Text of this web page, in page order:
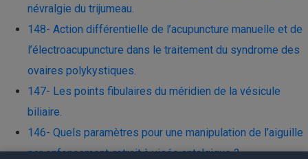
névralgie du trijumeau.
148- Action différentielle de l’acupuncture manuelle et de
l’électroacupuncture dans le traitement du syndrome des
ovaires polykystiques.
147- Les points fibulaires du méridien de la vésicule
biliaire.
146- Quels paramètres pour une manipulation de l’aiguille
par enfoncement-retrait à visée antalgique ?